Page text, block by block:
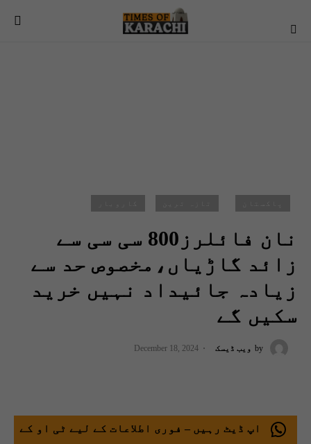
نان فائلرز800 سی سی سے
زائد گاڑیاں،مخصوص حد سے
زیادہ جائیداد نہیں خرید
سکیں گے
by ویب ڈیسک December 18, 2024
اپ ڈیٹ رہیں – فوری اطلاعات کے لیے ٹی او کے